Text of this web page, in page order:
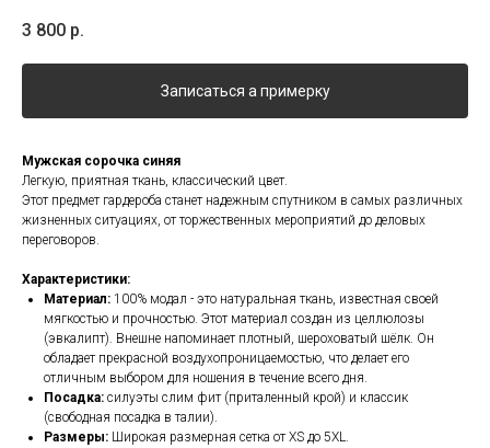
3 800 р.
Записаться а примерку
Мужская сорочка синяя
Легкую, приятная ткань, классический цвет.
Этот предмет гардероба станет надежным спутником в самых различных
жизненных ситуациях, от торжественных мероприятий до деловых
переговоров.
Характеристики:
Материал: 100% модал - это натуральная ткань, известная своей
мягкостью и прочностью. Этот материал создан из целлюлозы
(эвкалипт). Внешне напоминает плотный, шероховатый шёлк. Он
обладает прекрасной воздухопроницаемостью, что делает его
отличным выбором для ношения в течение всего дня.
Посадка: силуэты слим фит (приталенный крой) и классик
(свободная посадка в талии).
Размеры: Широкая размерная сетка от XS до 5XL.